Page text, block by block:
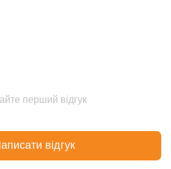
перший відгук
відгук